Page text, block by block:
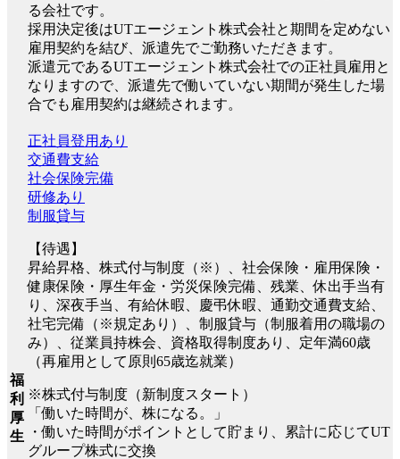
る会社です。
採用決定後はUTエージェント株式会社と期間を定めない
雇用契約を結び、派遣先でご勤務いただきます。
派遣元であるUTエージェント株式会社での正社員雇用と
なりますので、派遣先で働いていない期間が発生した場
合でも雇用契約は継続されます。
福
利
厚
生
正社員登用あり
交通費支給
社会保険完備
研修あり
制服貸与
【待遇】
昇給昇格、株式付与制度（※）、社会保険・雇用保険・
健康保険・厚生年金・労災保険完備、残業、休出手当有
り、深夜手当、有給休暇、慶弔休暇、通勤交通費支給、
社宅完備（※規定あり）、制服貸与（制服着用の職場の
み）、従業員持株会、資格取得制度あり、定年満60歳
（再雇用として原則65歳迄就業）
※株式付与制度（新制度スタート）
「働いた時間が、株になる。」
・働いた時間がポイントとして貯まり、累計に応じてUT
グループ株式に交換